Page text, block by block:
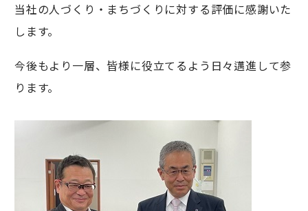
当社の人づくり・まちづくりに対する評価に感謝いた
します。
今後もより一層、皆様に役立てるよう日々邁進して参
ります。